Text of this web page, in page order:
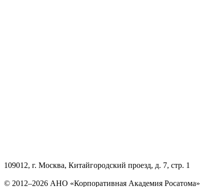
109012, г. Москва, Китайгородский проезд, д. 7, стр. 1
© 2012–2026 АНО «Корпоративная Академия Росатома»